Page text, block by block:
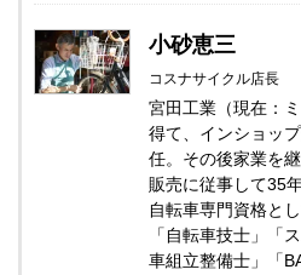
小砂恵三
コスナサイクル店長
宮田工業（現在：
得て、インショッ
任。その後家業を
販売に従事して35年
自転車専門資格と
「自転車技士」「
車組立整備士」「